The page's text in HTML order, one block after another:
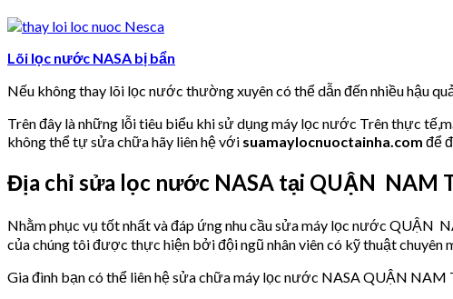
Lõi lọc nước NASA bị bẩn
Nếu không thay lõi lọc nước thường xuyên có thể dẫn đến nhiều hậu
Trên đây là những lỗi tiêu biểu khi sử dụng máy lọc nước Trên thực
không thể tự sửa chữa hãy liên hệ với suamaylocnuoctainha.com để
Địa chỉ sửa lọc nước NASA tại QUẬN NAM
Nhằm phục vụ tốt nhất và đáp ứng nhu cầu sửa máy lọc nước QUẬN
của chúng tôi được thực hiện bởi đội ngũ nhân viên có kỹ thuật chuyên
Gia đình bạn có thể liên hệ sửa chữa máy lọc nước NASA QUẬN